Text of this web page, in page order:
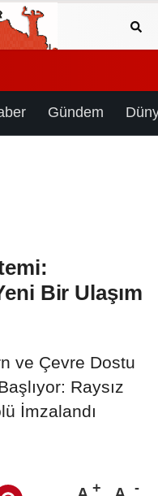
Gündem
Bir Ulaşım
ve Çevre Dostu
Raysız
İmzalandı